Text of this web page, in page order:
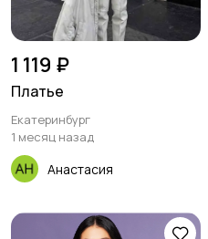
1 119 ₽
Платье
Екатеринбург
1 месяц назад
Анастасия